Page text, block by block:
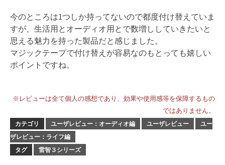
今のところは1つしか持ってないので都度付け替えていま
すが、生活用とオーディオ用とで数増ししていきたいと
思える魅力を持った製品だと感じました。
マジックテープで付け替えが容易なのもとっても嬉しい
ポイントですね。
※レビューは全て個人の感想であり、効果や使用感等を保障するもの
ではありません。
カテゴリ ユーザレビュー：オーディオ編 ユーザレビュー
ユー
ザレビュー：ライフ編
タグ
雷智３シリーズ